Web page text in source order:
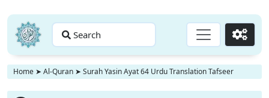
Search Go
Home ➤ Al-Quran ➤ Surah Yasin Ayat 64 Urdu Translation Tafseer